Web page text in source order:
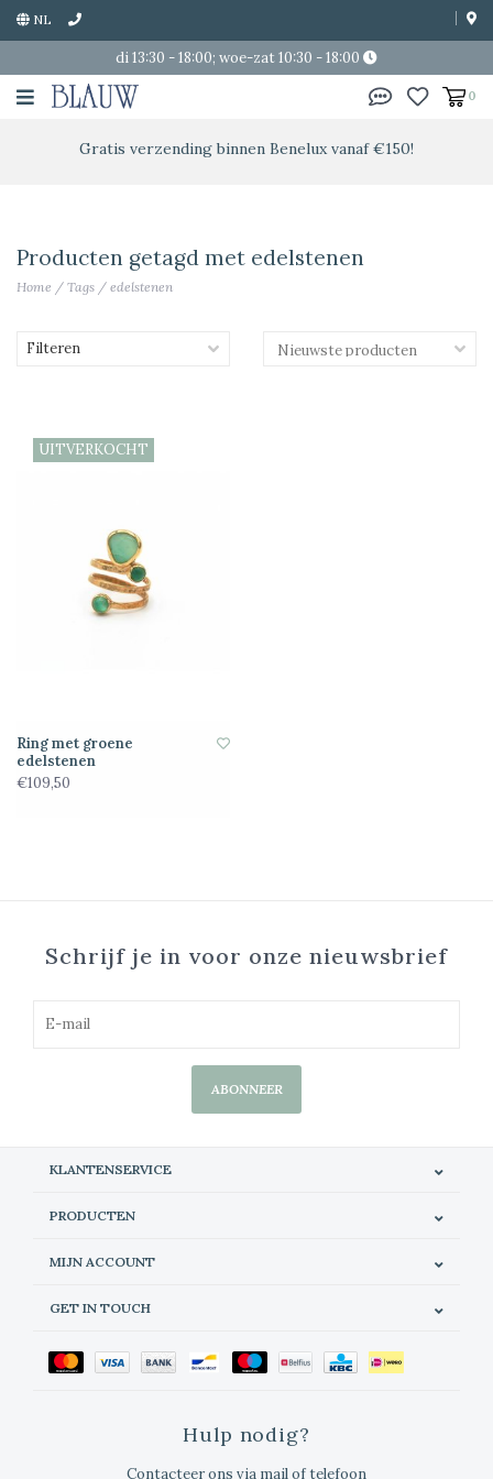
NL
di 13:30 - 18:00; woe-zat 10:30 - 18:00
0
Gratis verzending binnen Benelux vanaf €150!
Producten getagd met edelstenen
Home / Tags / edelstenen
Filteren
UITVERKOCHT
Ring met groene
edelstenen
€109,50
Schrijf je in voor onze nieuwsbrief
ABONNEER
KLANTENSERVICE
PRODUCTEN
MIJN ACCOUNT
GET IN TOUCH
Hulp nodig?
Contacteer ons via mail of telefoon